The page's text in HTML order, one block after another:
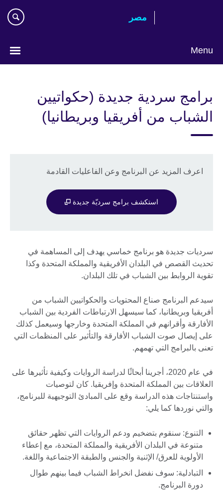
مصر‎
Menu
برامج سردية جديدة (حكواتيين
الشباب من أفريقيا وبريطانيا)
اعرف المزيد عن البرنامج وعن الفاعليات القادمة
استكشف برامج سرديّة جديدة
سرديات جديدة هو برنامج خماسي يهدف إلى المساهمة في
تحديث القصص في البلدان الأفريقية والمملكة المتحدة وكذا
تقوية الروابط بين الشباب في تلك البلدان.
سيدعم البرنامج صناع المحتويات والحكواتيين الشباب من
أفريقيا وبريطانيا، كما سيسهل الارتباطات الفردية بين الشباب
الأفارقة وأقرانهم في المملكة المتحدة وخارجها وسيعمل كذلك
على إيصال صوت الشباب الأفارقة والتأثير على المنظمات التي
تعنى بالبرامج التي تهمهم.
في عام 2020، أجرينا أبحاثًا لدراسة الروايات وكيفية تأثيرها على
العلاقات بين المملكة المتحدة وإفريقيا. كان لتوصيات
واستنتاجات هذه الدراسة وقع على المبادئ التوجيهية للبرنامج،
والتي نوردها كما يلي:
التنوع: سنقوم بتضخيم ودعم الروايات التي تظهر حقائق
متنوعة في البلدان الأفريقية والمملكة المتحدة، مع إعطاء
الأولوية للعرق/ الإثنية والجنس والطبقة الاجتماعية واللغة.
التبادلية: سوف نفضل انخراط الشباب فيما بينهم طوال
دورة البرنامج.